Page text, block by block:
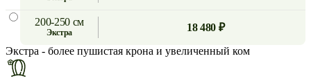
200-250 см
экстра
18 480 ₽
Экстра - более пушистая крона и увеличенный ком